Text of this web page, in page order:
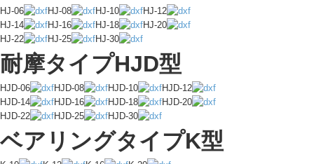
HJ-06 HJ-08 HJ-10
HJ-12
HJ-14
HJ-16 HJ-18
HJ-20
HJ-22
HJ-25 HJ-30
耐摩タイプHJD型
HJD-06 HJD-08 HJD-10
HJD-12
HJD-14
HJD-16 HJD-18
HJD-20
HJD-22
HJD-25 HJD-30
ベアリングタイプK型